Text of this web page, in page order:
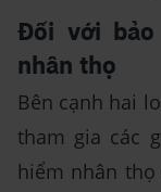
Đối với bảo
nhân thọ
Bên cạnh hai
tham gia các
hiểm nhân